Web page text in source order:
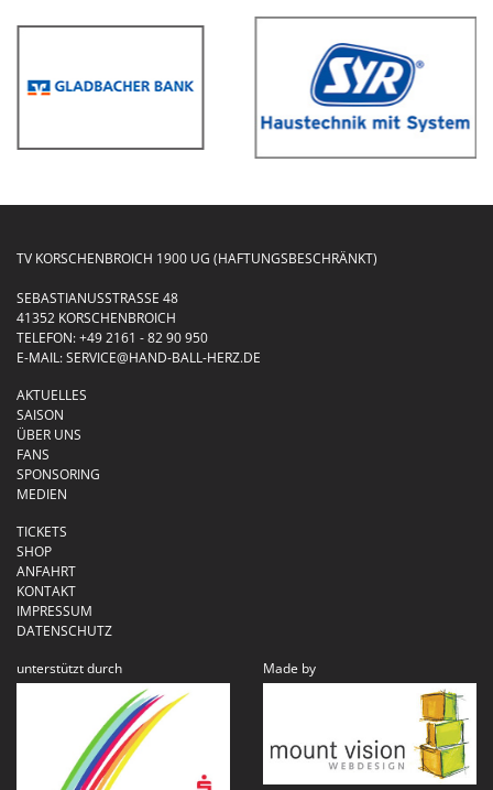
TV KORSCHENBROICH 1900 UG (HAFTUNGSBESCHRÄNKT)
SEBASTIANUSSTRASSE 48
41352 KORSCHENBROICH
TELEFON:+49 2161 - 82 90 950
E-MAIL:SERVICE@HAND-BALL-HERZ.DE
AKTUELLES
SAISON
ÜBER UNS
FANS
SPONSORING
MEDIEN
TICKETS
SHOP
ANFAHRT
KONTAKT
IMPRESSUM
DATENSCHUTZ
unterstützt durch
Made by